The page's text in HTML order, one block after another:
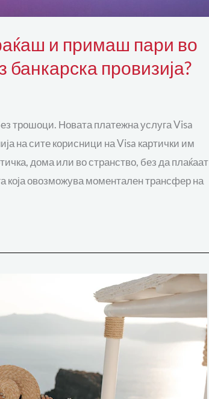
и примаш пари во
провизија?
трошоци. Новата платежна услуга Visa
на сите корисници на Visa картички им
дома или во странство, без да плаќаат
која овозможува моментален трансфер на